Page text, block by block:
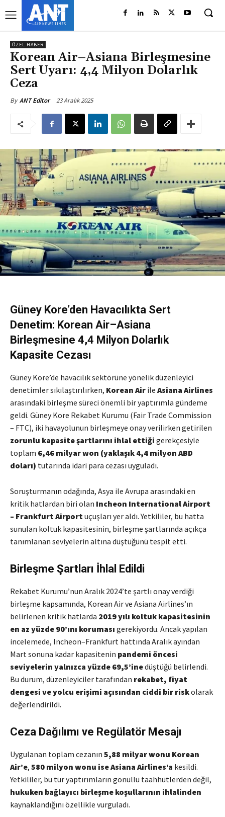
ÖZEL HABER
Korean Air–Asiana Birleşmesine
Sert Uyarı: 4,4 Milyon Dolarlık
Ceza
By ANT Editor 23 Aralık 2025
Güney Kore’den Havacılıkta Sert
Denetim: Korean Air–Asiana
Birleşmesine 4,4 Milyon Dolarlık
Kapasite Cezası
Güney Kore’de havacılık sektörüne yönelik düzenleyici
denetimler sıkılaştırılırken, Korean Air ile Asiana Airlines
arasındaki birleşme süreci önemli bir yaptırımla gündeme
geldi. Güney Kore Rekabet Kurumu (Fair Trade Commission
– FTC), iki havayolunun birleşmeye onay verilirken getirilen
zorunlu kapasite şartlarını ihlal ettiği gerekçesiyle
toplam 6,46 milyar won (yaklaşık 4,4 milyon ABD
doları) tutarında idari para cezası uyguladı.
Soruşturmanın odağında, Asya ile Avrupa arasındaki en
kritik hatlardan biri olan Incheon International Airport
– Frankfurt Airportuçuşları yer aldı. Yetkililer, bu hatta
sunulan koltuk kapasitesinin, birleşme şartlarında açıkça
tanımlanan seviyelerin altına düştüğünü tespit etti.
Birleşme Şartları İhlal Edildi
Rekabet Kurumu’nun Aralık 2024’te şartlı onay verdiği
birleşme kapsamında, Korean Air ve Asiana Airlines’ın
belirlenen kritik hatlarda 2019 yılı koltuk kapasitesinin
en az yüzde 90’ını koruması gerekiyordu. Ancak yapılan
incelemede, Incheon–Frankfurt hattında Aralık ayından
Mart sonuna kadar kapasitenin pandemi öncesi
seviyelerin yalnızca yüzde 69,5’inedüştüğü belirlendi.
Bu durum, düzenleyiciler tarafından rekabet, fiyat
dengesi ve yolcu erişimi açısından ciddi bir riskolarak
değerlendirildi.
Ceza Dağılımı ve Regülatör Mesajı
Uygulanan toplam cezanın 5,88 milyar wonu Korean
Air’e, 580 milyon wonu ise Asiana Airlines’a kesildi.
Yetkililer, bu tür yaptırımların gönüllü taahhütlerden değil,
hukuken bağlayıcı birleşme koşullarının ihlalinden
kaynaklandığını özellikle vurguladı.